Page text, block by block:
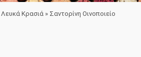
Λευκά Κρασιά » Σαντορίνη Οινοποιείο